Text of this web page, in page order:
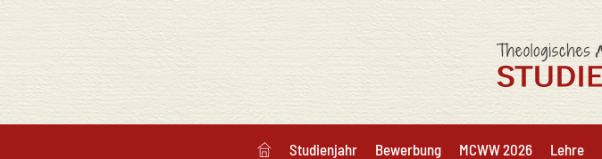
Studienjahr Bewerbung MCWW 2026 Lehre